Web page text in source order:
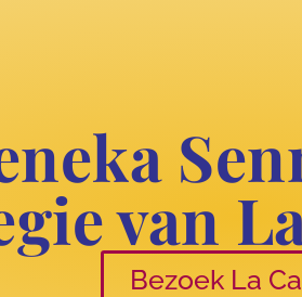
van
Bezoek La